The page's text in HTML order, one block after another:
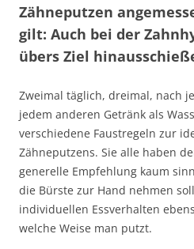
Zähneputzen
gilt: Auch bei der
übers Ziel
Zweimal täglich, dreimal, nach
jedem anderen Getränk als
verschiedene Faustregeln zur
Zähneputzens. Sie alle haben
generelle Empfehlung kaum
die Bürste zur Hand nehmen
individuellen Essverhalten
welche Weise man putzt.